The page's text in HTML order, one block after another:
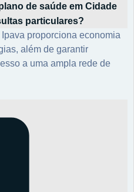
de saúde em Cidade
particulares?
proporciona economia
além de garantir
a uma ampla rede de